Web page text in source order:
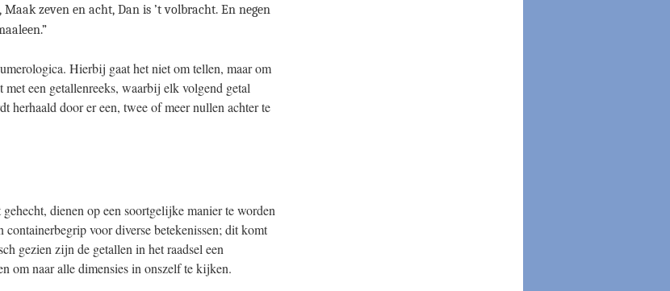
Maak zeven en acht, Dan is ’t volbracht. En negen
Hierbij gaat het niet om tellen, maar om
een getallenreeks, waarbij elk volgend getal
herhaald door er een, twee of meer nullen achter te
dienen op een soortgelijke manier te worden
voor diverse betekenissen; dit komt
gezien zijn de getallen in het raadsel een
om naar alle dimensies in onszelf te kijken.